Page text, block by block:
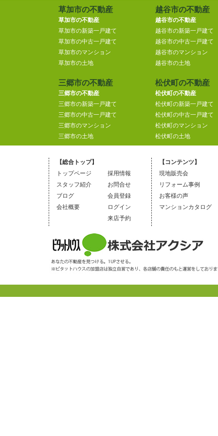
草加市の不動産
草加市の不動産
草加市の新築一戸建て
草加市の中古一戸建て
草加市のマンション
草加市の土地
越谷市の不動産
越谷市の不動産
越谷市の新築一戸建て
越谷市の中古一戸建て
越谷市のマンション
越谷市の土地
三郷市の不動産
三郷市の不動産
三郷市の新築一戸建て
三郷市の中古一戸建て
三郷市のマンション
三郷市の土地
松伏町の不動産
松伏町の不動産
松伏町の新築一戸建て
松伏町の中古一戸建て
松伏町のマンション
松伏町の土地
【総合トップ】
トップページ
スタッフ紹介
ブログ
会社概要
採用情報
お問合せ
会員登録
ログイン
来店予約
【コンテンツ】
現地販売会
リフォーム事例
お客様の声
マンションカタログ